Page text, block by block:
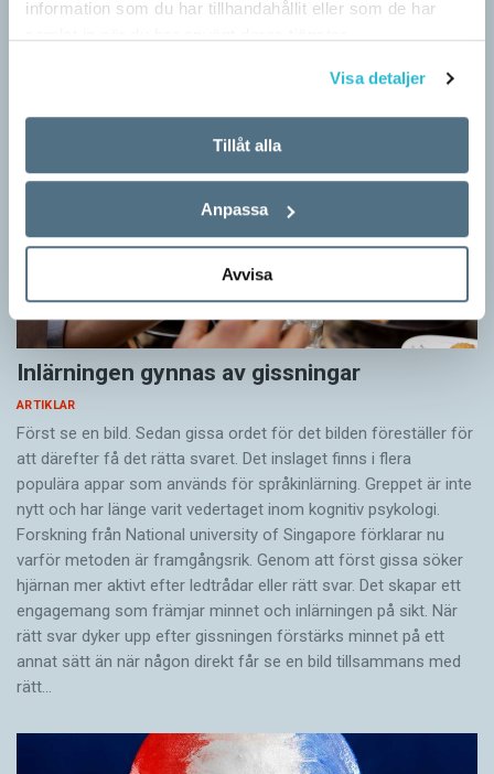
information som du har tillhandahållit eller som de har
Visa detaljer
Tillåt alla
Anpassa
Avvisa
Artiklar
Inlärningen gynnas av gissningar
ARTIKLAR
Först se en bild. Sedan gissa ordet för det bilden föreställer för
att därefter få det rätta svaret. Det inslaget finns i flera
populära appar som används för språkinlärning. Greppet är inte
nytt och har länge varit vedertaget inom kognitiv psykologi.
Forskning från National university of Singa­pore förklarar nu
varför metoden är framgångsrik. Genom att först gissa ­söker
hjärnan mer aktivt ­efter ledtrådar eller rätt svar. Det skapar ett
engagemang som främjar minnet och inlärningen på sikt. När
rätt svar dyker upp efter gissningen förstärks minnet på ett
annat sätt än när någon direkt får se en bild tillsammans med
rätt…